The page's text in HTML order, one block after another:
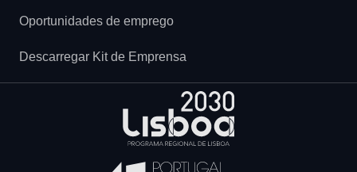
Oportunidades de emprego
Descarregar Kit de Emprensa